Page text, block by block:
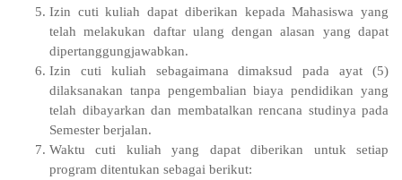
Izin cuti kuliah dapat diberikan kepada Mahasiswa yang
telah melakukan daftar ulang dengan alasan yang dapat
dipertanggungjawabkan.
Izin cuti kuliah sebagaimana dimaksud pada ayat (5)
dilaksanakan tanpa pengembalian biaya pendidikan yang
telah dibayarkan dan membatalkan rencana studinya pada
Semester berjalan.
Waktu cuti kuliah yang dapat diberikan untuk setiap
program ditentukan sebagai berikut: